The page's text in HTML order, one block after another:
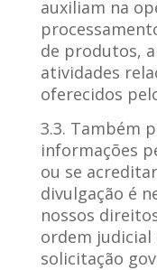
auxiliam na
de produtos,
atividades
oferecidos
3.3. Também
informações
ou se
divulgação é
nossos
ordem judicial
solicitação